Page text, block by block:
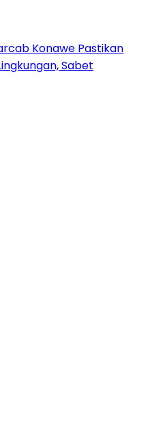
Konawe Pastikan
Sabet